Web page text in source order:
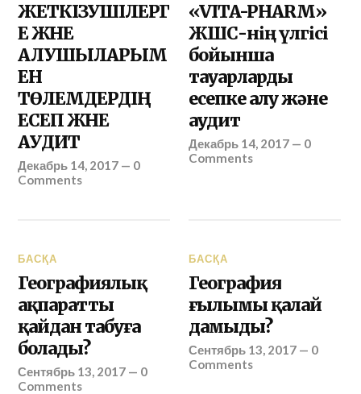
ЖЕТКІЗУШІЛЕРГ
Е ЖӘНЕ
АЛУШЫЛАРЫМ
ЕН
ТӨЛЕМДЕРДІҢ
ЕСЕП ЖӘНЕ
АУДИТ
Декабрь 14, 2017 — 0
Comments
«VITA-PHARM»
ЖШС-нің үлгісі
бойынша
тауарларды
есепке алу және
аудит
Декабрь 14, 2017 — 0
Comments
БАСҚА
Географиялық
ақпаратты
қайдан табуға
болады?
Сентябрь 13, 2017 — 0
Comments
БАСҚА
География
ғылымы қалай
дамыды?
Сентябрь 13, 2017 — 0
Comments